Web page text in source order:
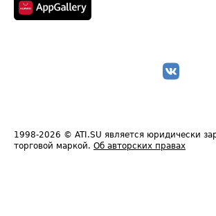
1998-2026 © ATI.SU является юридически
торговой маркой. Об авторских правах